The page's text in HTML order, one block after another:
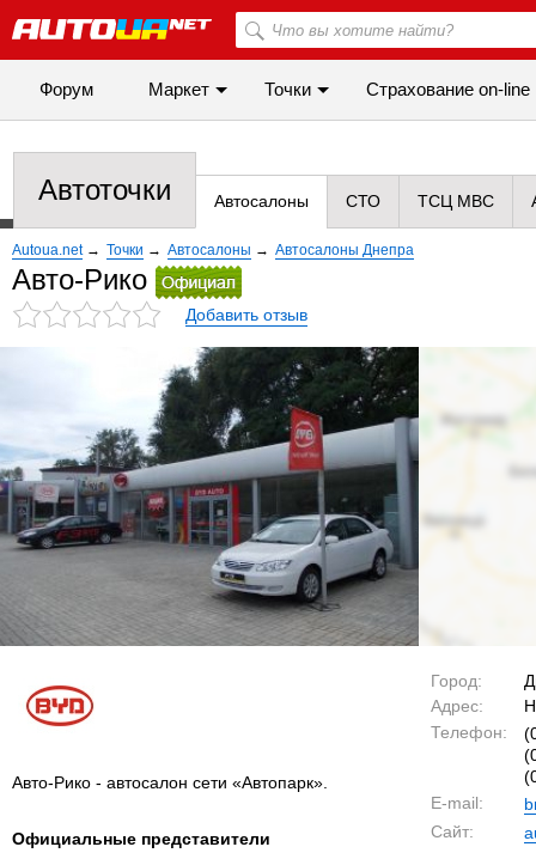
Форум Маркет Точки Cтрахование on-line
Автоточки Автосалоны СТО ТСЦ МВС
Autoua.net → Точки → Автосалоны → Автосалоны Днепра
Авто-Рико
Добавить отзыв
Город:
Адрес:
Телефон:
E-mail:
Сайт:
Авто-Рико - автосалон сети «Автопарк».
Официальные представители